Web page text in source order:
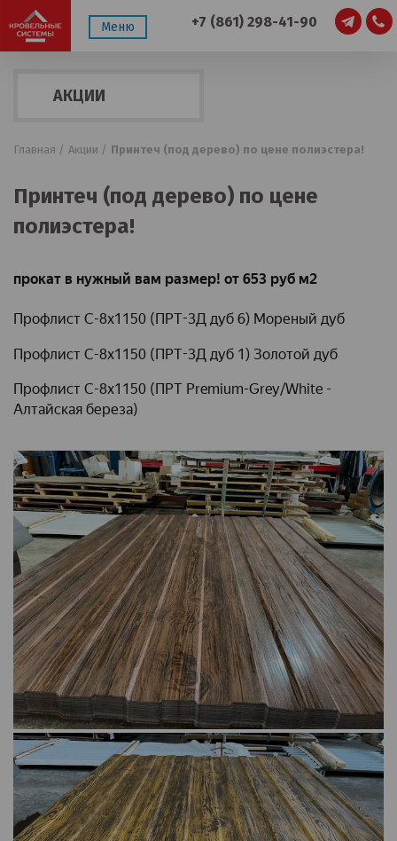
Меню +7 (861) 298-41-90
АКЦИИ
Главная / Акции / Принтеч (под дерево) по цене полиэстера!
Принтеч (под дерево) по цене
полиэстера!
прокат в нужный вам размер! от 653 руб м2
Профлист С-8х1150 (ПРТ-3Д дуб 6) Мореный дуб
Профлист С-8х1150 (ПРТ-3Д дуб 1) Золотой дуб
Профлист С-8х1150 (ПРТ Premium-Grey/White -
Алтайская береза)